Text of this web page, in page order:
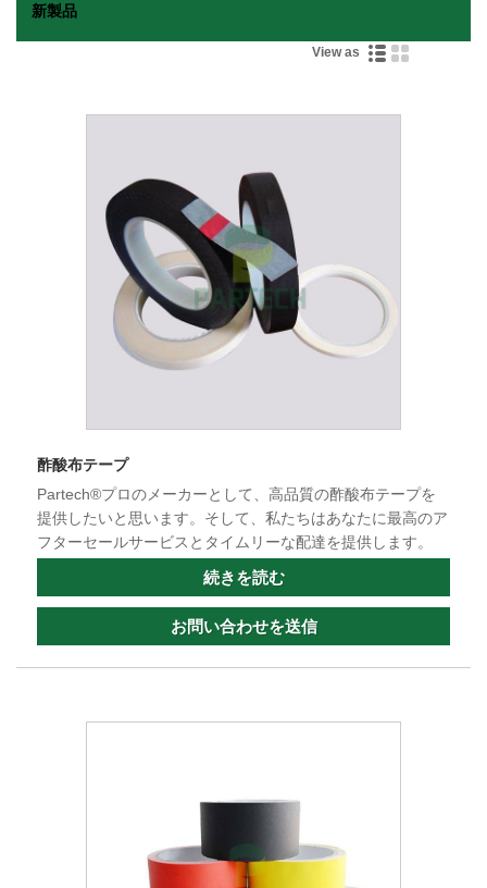
新製品
View as
酢酸布テープ
Partech®プロの​​メーカーとして、高品質の酢酸布テープを
提供したいと思います。そして、私たちはあなたに最高のア
フターセールサービスとタイムリーな配達を提供します。
続きを読む
お問い合わせを送信